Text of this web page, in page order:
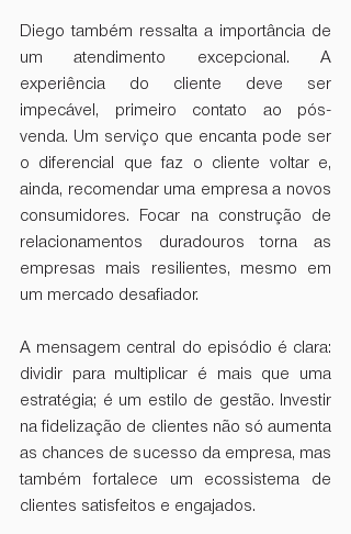
Diego também ressalta a importância de
um atendimento excepcional. A
experiência do cliente deve ser
impecável, primeiro contato ao pós-
venda. Um serviço que encanta pode ser
o diferencial que faz o cliente voltar e,
ainda, recomendar uma empresa a novos
consumidores. Focar na construção de
relacionamentos duradouros torna as
empresas mais resilientes, mesmo em
um mercado desafiador.
A mensagem central do episódio é clara:
dividir para multiplicar é mais que uma
estratégia; é um estilo de gestão. Investir
na fidelização de clientes não só aumenta
as chances de sucesso da empresa, mas
também fortalece um ecossistema de
clientes satisfeitos e engajados.